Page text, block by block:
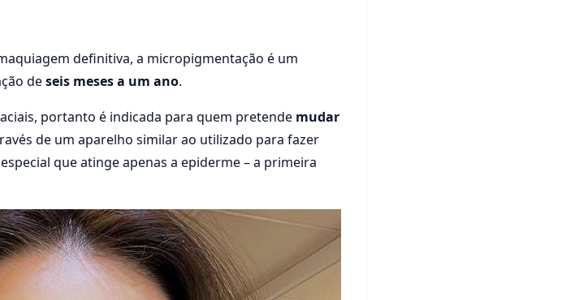
definitiva, a micropigmentação é um
deseis meses a um ano.
portanto é indicada para quem pretende mudar
de um aparelho similar ao utilizado para fazer
que atinge apenas a epiderme – a primeira